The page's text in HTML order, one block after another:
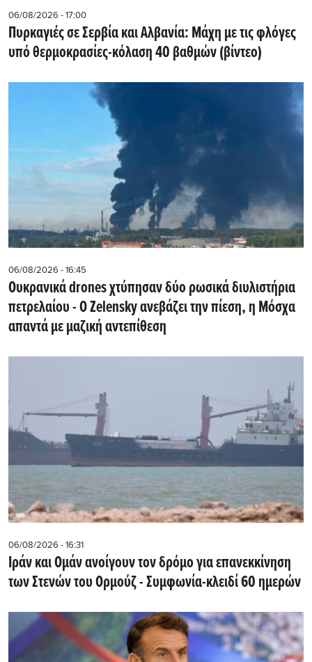
06/08/2026 - 17:00
Πυρκαγιές σε Σερβία και Αλβανία: Μάχη με τις φλόγες
υπό θερμοκρασίες-κόλαση 40 βαθμών (βίντεο)
06/08/2026 - 16:45
Ουκρανικά drones χτύπησαν δύο ρωσικά διυλιστήρια
πετρελαίου - Ο Zelensky ανεβάζει την πίεση, η Μόσχα
απαντά με μαζική αντεπίθεση
06/08/2026 - 16:31
Ιράν και Ομάν ανοίγουν τον δρόμο για επανεκκίνηση
των Στενών του Ορμούζ - Συμφωνία-κλειδί 60 ημερών